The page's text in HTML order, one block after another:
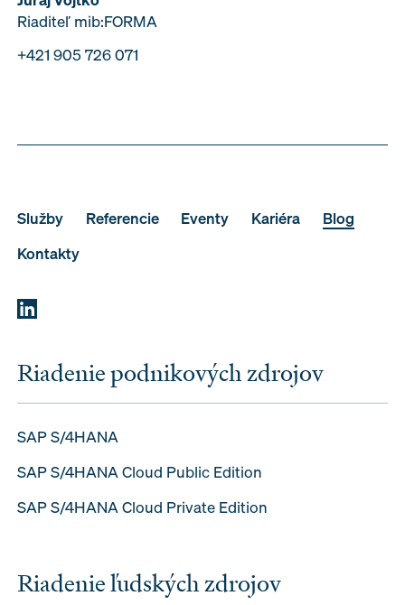
Riaditeľ mib:FORMA
+421 905 726 071
Služby Referencie Eventy Kariéra
Blog
Kontakty
Riadenie podnikových zdrojov
SAP S/4HANA
SAP S/4HANA Cloud Public Edition
SAP S/4HANA Cloud Private Edition
Riadenie ľudských zdrojov